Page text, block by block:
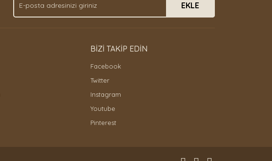
EKLE
BİZİ TAKİP EDİN
Facebook
Twitter
Instagram
Youtube
Pinterest